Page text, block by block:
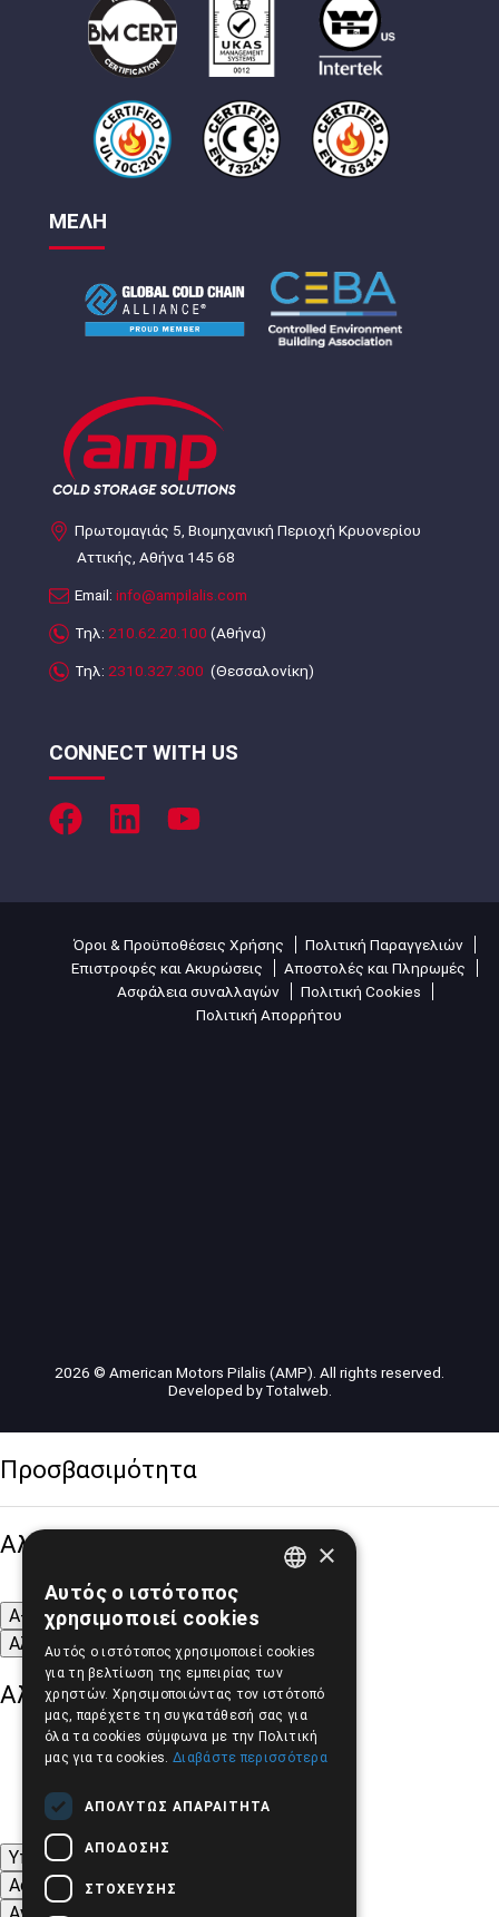
ΜΕΛΗ
Πρωτομαγιάς 5, Βιομηχανική Περιοχή Κρυονερίου
Αττικής, Αθήνα 145 68
Email: info@ampilalis.com
Τηλ: 210.62.20.100 (Αθήνα)
Τηλ: 2310.327.300 (Θεσσαλονίκη)
CONNECT WITH US
Όροι & Προϋποθέσεις Χρήσης
Πολιτική Παραγγελιών
Επιστροφές και Ακυρώσεις
Αποστολές και Πληρωμές
Ασφάλεια συναλλαγών
Πολιτική Cookies
Πολιτική Απορρήτου
2026 © American Motors Pilalis (AMP). All rights reserved.
Developed byTotalweb
Προσβασιμότητα
Αλλαγή Μεγέθους
A- A+
A
Αλλαγή Γραμματοσειράς
Αλλαγή Χρώματος
Υπογράμμιση συνδέσμων
Ασπρόμαυρες Εικόνες
×
Αυτός ο ιστότοπος
χρησιμοποιεί cookies
Αυτός ο ιστότοπος χρησιμοποιεί cookies
για τη βελτίωση της εμπειρίας των
χρηστών. Χρησιμοποιώντας τον ιστότοπό
μας, παρέχετε τη συγκατάθεσή σας για
όλα τα cookies σύμφωνα με την Πολιτική
μας για τα cookies. Διαβάστε περισσότερα
ΑΠΟΛΎΤΩΣ ΑΠΑΡΑΊΤΗΤΑ
ΑΠΌΔΟΣΗΣ
ΣΤΌΧΕΥΣΗΣ